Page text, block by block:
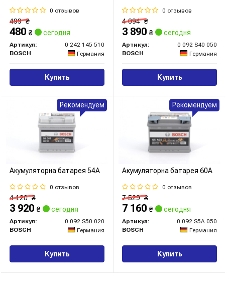
0 отзывов
499₴
480 ₴ сегодня
Артикул:
0 242 145 510
BOSCH
Германия
Купить
0 отзывов
4 094₴
3 890 ₴ сегодня
Артикул:
0 092 S40 050
BOSCH
Германия
Купить
Акумуляторна батарея 54А
0 отзывов
4 120₴
3 920 ₴ сегодня
Артикул:
0 092 S50 020
BOSCH
Германия
Купить
Рекомендуем
Акумуляторна батарея 60А
0 отзывов
7 529₴
7 160 ₴ сегодня
Артикул:
0 092 S5A 050
BOSCH
Германия
Купить
Рекомендуем